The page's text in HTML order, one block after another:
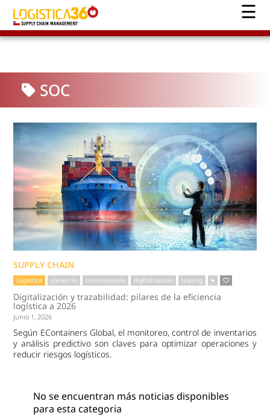
SOC
SUPPLY CHAIN
Logística comercio contenedores digitalización leasing
Digitalización y trazabilidad: pilares de la eficiencia
logística a 2026
Junio 1, 2026
Según EContainers Global, el monitoreo, control de inventarios
y análisis predictivo son claves para optimizar operaciones y
reducir riesgos logísticos.
No se encuentran más noticias disponibles
para esta categoria